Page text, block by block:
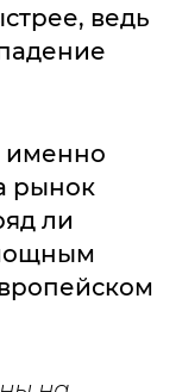
ведь
именно
рынок
ли